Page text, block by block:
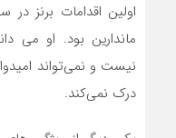
اولین اقدامات برنز در
ماندارین بود. او می
نیست و نمی‌تواند
درک نمی‌کند.